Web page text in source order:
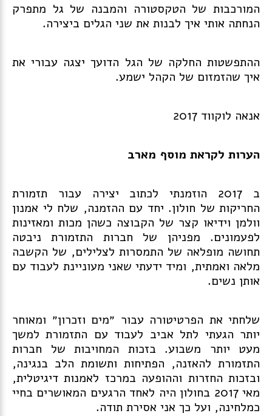
המורכבות של הטקסטורה והמבנה של גל מתפרק
הנחתה אותי איך לבנות את שני הגלים ביצירה.
ההתפשטות החלקה של הגל הדועך יצגה עבורי את
איך שהזמזום של הקהל ישמע.
אנאה לוקווד 2017
הערות לקראת מוסף מארב
ב 2017 הוזמנתי לכתוב יצירה עבור תזמורת
החריקות של חולון. יחד עם ההזמנה, שלח לי אמנון
וולמן וידיאו קצר של הקבוצה כשהן מכות ומאזינות
לפעמונים. מפניהן של חברות התזמורת ניבטה
תחושה מופלאה של התמסרות לצלילים, של הקשבה
מלאה ואמתית, ומיד ידעתי שאני מעוניינת לעבוד עם
אותן נשים.
שלחתי את הפרטיטורה עבור ״מים וזכרון״ ומאוחר
יותר הגעתי לתל אביב לעבוד עם התזמורת למשך
מעט יותר משבוע. בזכות המחויבות של חברות
התזמורת להאזנה, הפתיחות ותשומת הלב בנגינה,
ובזכות החזרות וההופעה במרכז לאמנות דיגיטלית,
מאי 2017 בחולון היה לאחד הרגעים המאושרים בחיי
כמלחינה, ועל כך אני אסירת תודה.